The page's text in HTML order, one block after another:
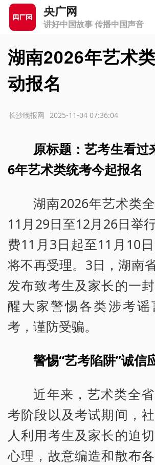
央广网
讲好中国故事 传播中国声音
湖南2026年艺术
动报名
2025-11-04 07:36:04
长沙晚报网
原标题：艺考生看过
6年艺术类统考今起报名
湖南2026年艺术类
11月29日至12月26日举
费11月3日起至11月10
将不再受理。3日，湖南
发布致考生及家长的一
醒大家警惕各类涉考谣
考，谨防受骗。
警惕“艺考陷阱”诚信
近年来，艺术类全
考阶段以及考试期间，
人利用考生及家长的迫
心理，故意编造和散布